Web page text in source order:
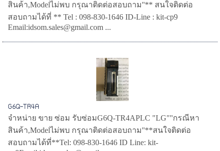
สินค้า,Modelไม่พบ กรุณาติดต่อสอบถาม''** สนใจติดต่อ
สอบถามได้ที่ ** Tel : 098-830-1646 ID-Line : kit-cp9
Email:idsom.sales@gmail.com ...
G6Q-TR4A
จำหน่าย ขาย ซ่อม รับซ่อมG6Q-TR4APLC "LG"''กรณีหา
สินค้า,Modelไม่พบ กรุณาติดต่อสอบถาม''**สนใจติดต่อ
สอบถามได้ที่**Tel: 098-830-1646 ID Line: kit-